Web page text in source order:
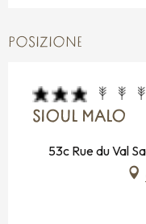
POSIZIONE
SIOUL MALO
53c Rue du Val